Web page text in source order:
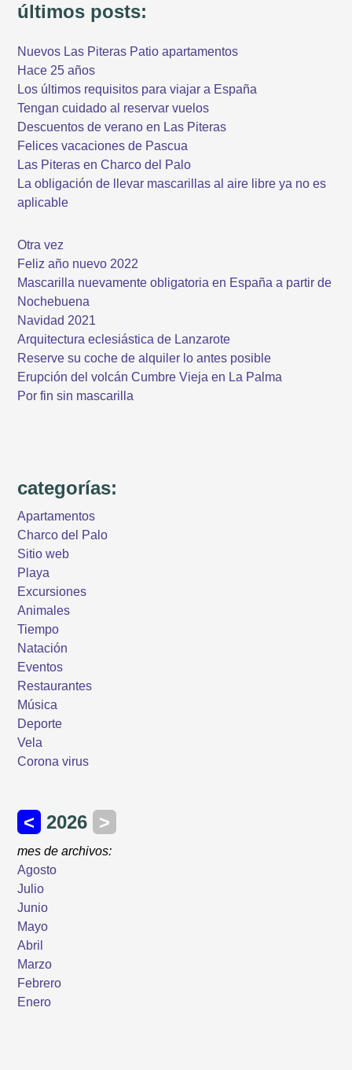
últimos posts:
Nuevos Las Piteras Patio apartamentos
Hace 25 años
Los últimos requisitos para viajar a España
Tengan cuidado al reservar vuelos
Descuentos de verano en Las Piteras
Felices vacaciones de Pascua
Las Piteras en Charco del Palo
La obligación de llevar mascarillas al aire libre ya no es
aplicable
Otra vez
Feliz año nuevo 2022
Mascarilla nuevamente obligatoria en España a partir de
Nochebuena
Navidad 2021
Arquitectura eclesiástica de Lanzarote
Reserve su coche de alquiler lo antes posible
Erupción del volcán Cumbre Vieja en La Palma
Por fin sin mascarilla
categorías:
Apartamentos
Charco del Palo
Sitio web
Playa
Excursiones
Animales
Tiempo
Natación
Eventos
Restaurantes
Música
Deporte
Vela
Corona virus